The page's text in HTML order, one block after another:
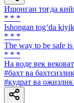
Ишонган тоғда
* * *
Ishongan tog‘da
* * *
The way to be safe
* * *
Ha воде век
#бахт ва
#қудрат ва